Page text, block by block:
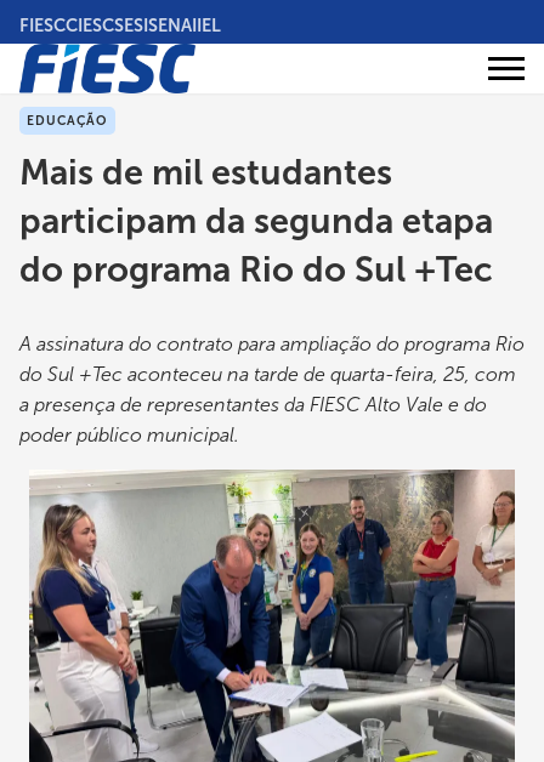
Pular
para
conteúdo
principal
FIESCCIESCSESISENAIIEL
Áreas
EDUCAÇÃO
Mais de mil estudantes
participam da segunda etapa
do programa Rio do Sul +Tec
A assinatura do contrato para ampliação do programa Rio
do Sul +Tec aconteceu na tarde de quarta-feira, 25, com
a presença de representantes da FIESC Alto Vale e do
poder público municipal.